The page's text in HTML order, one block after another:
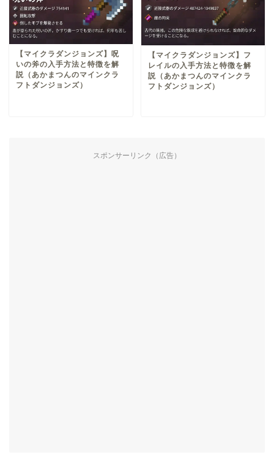
【マイクラダンジョンズ】呪
いの斧の入手方法と特徴を解
説（あかまつんのマインクラ
フトダンジョンズ）
【マイクラダンジョンズ】フ
レイルの入手方法と特徴を解
説（あかまつんのマインクラ
フトダンジョンズ）
スポンサーリンク（広告）